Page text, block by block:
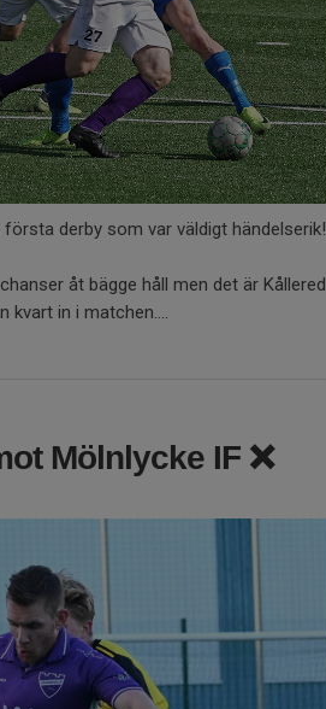
derby som var väldigt händelserik!
åt bägge håll men det är Kållered
in i matchen....
Mölnlycke IF ❌